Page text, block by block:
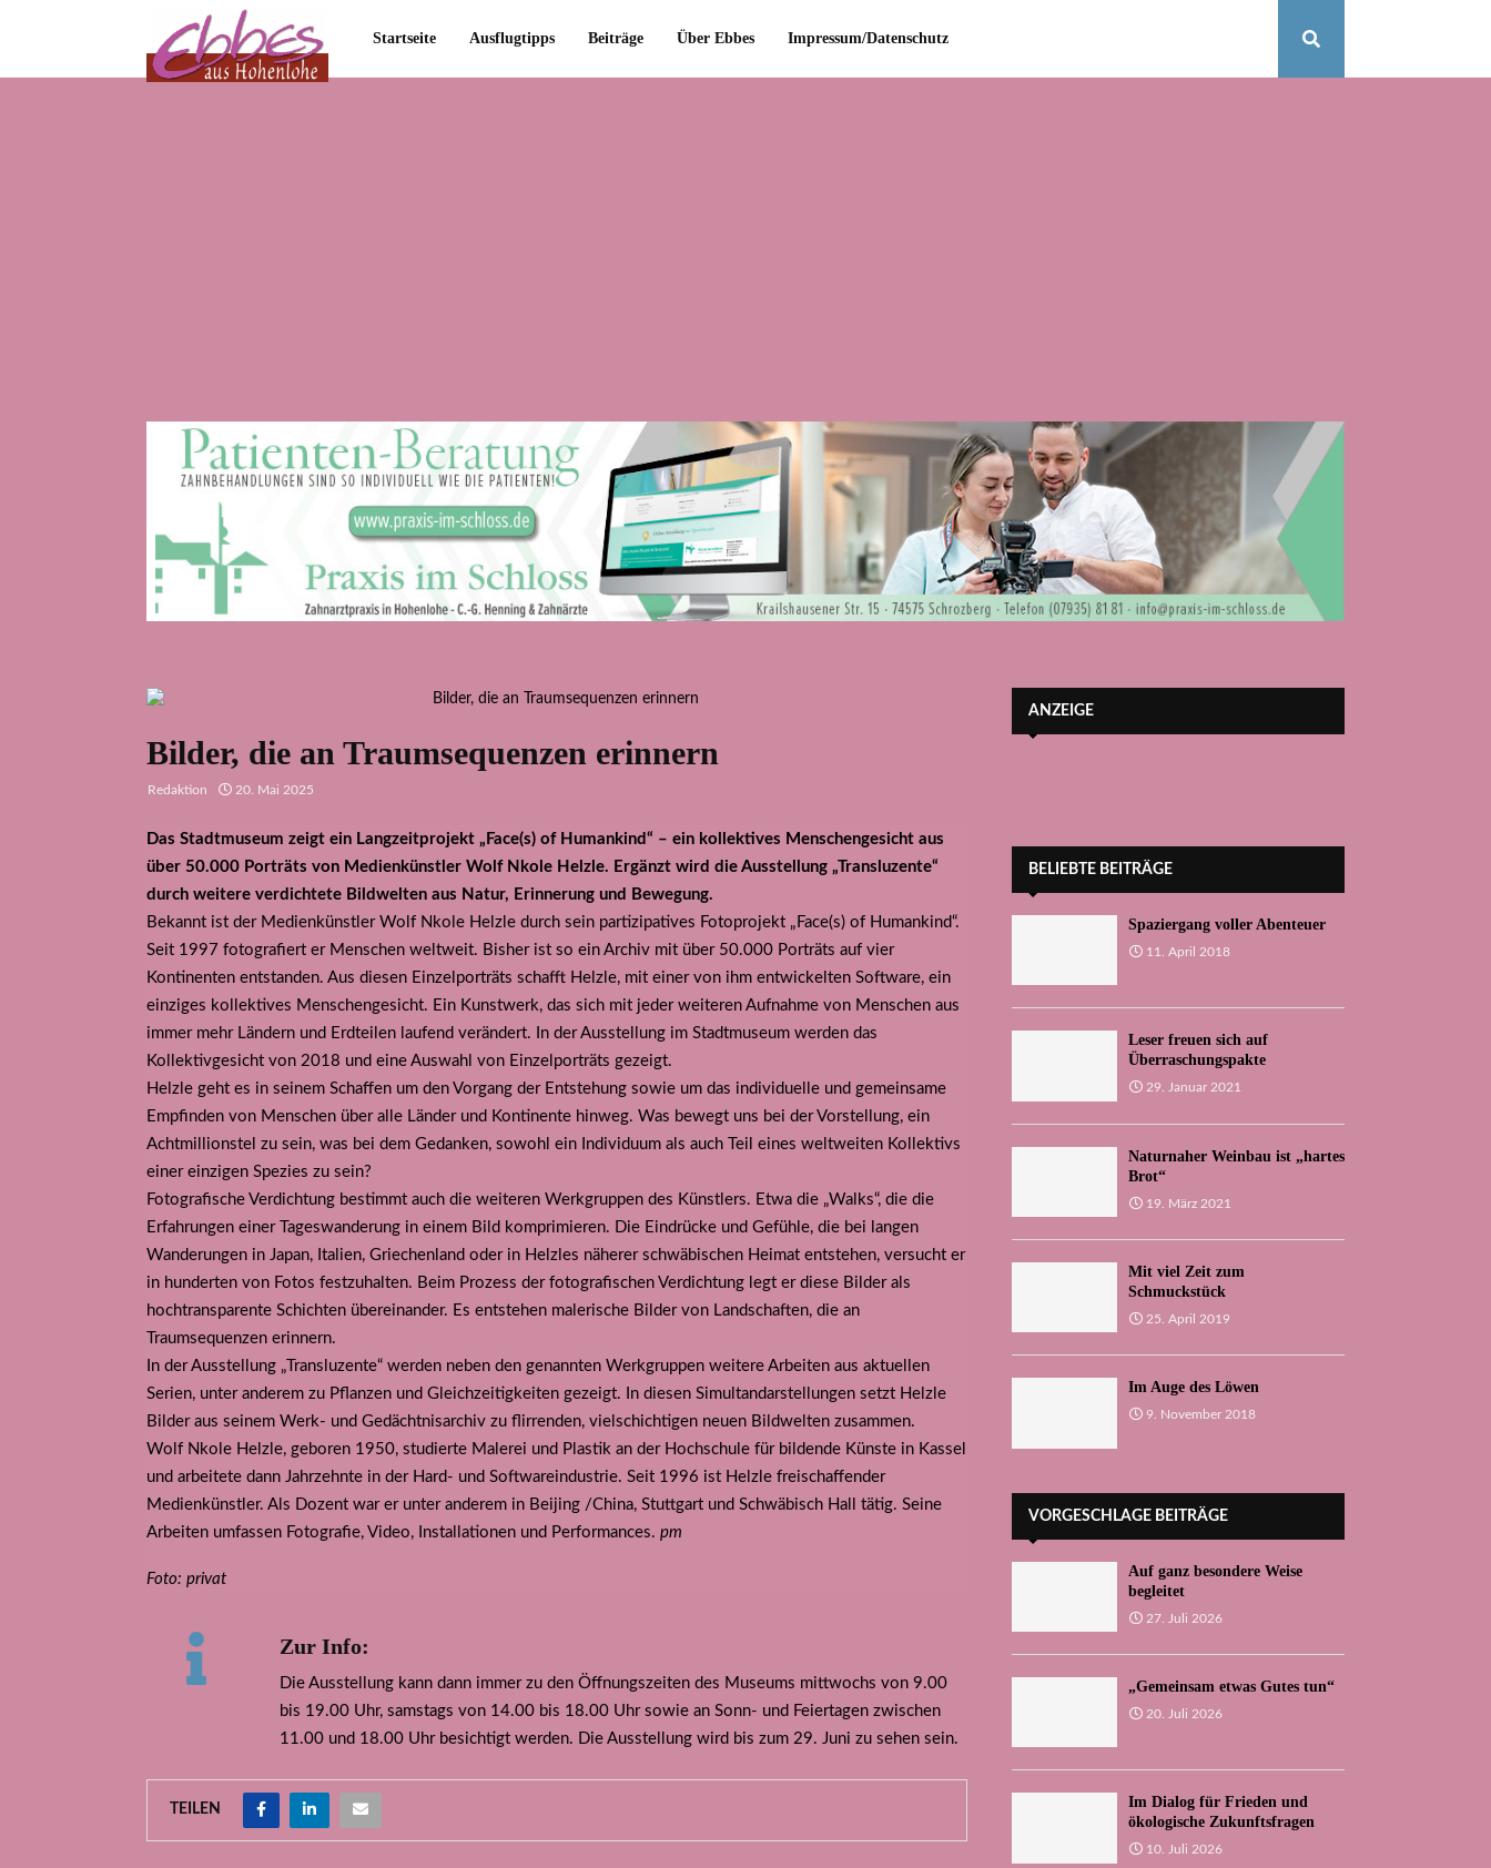
Startseite Ausflugtipps Beiträge Über Ebbes Impressum/Datenschutz
Bilder, die an Traumsequenzen erinnern
Redaktion 20. Mai 2025
Das Stadtmuseum zeigt ein Langzeitprojekt „Face(s) of Humankind“ – ein kollektives Menschengesicht aus
über 50.000 Porträts von Medienkünstler Wolf Nkole Helzle. Ergänzt wird die Ausstellung „Transluzente“
durch weitere verdichtete Bildwelten aus Natur, Erinnerung und Bewegung.
Bekannt ist der Medienkünstler Wolf Nkole Helzle durch sein partizipatives Fotoprojekt „Face(s) of Humankind“.
Seit 1997 fotografiert er Menschen weltweit. Bisher ist so ein Archiv mit über 50.000 Porträts auf vier
Kontinenten entstanden. Aus diesen Einzelporträts schafft Helzle, mit einer von ihm entwickelten Software, ein
einziges kollektives Menschengesicht. Ein Kunstwerk, das sich mit jeder weiteren Aufnahme von Menschen aus
immer mehr Ländern und Erdteilen laufend verändert. In der Ausstellung im Stadtmuseum werden das
Kollektivgesicht von 2018 und eine Auswahl von Einzelporträts gezeigt.
Helzle geht es in seinem Schaffen um den Vorgang der Entstehung sowie um das individuelle und gemeinsame
Empfinden von Menschen über alle Länder und Kontinente hinweg. Was bewegt uns bei der Vorstellung, ein
Achtmillionstel zu sein, was bei dem Gedanken, sowohl ein Individuum als auch Teil eines weltweiten Kollektivs
einer einzigen Spezies zu sein?
Fotografische Verdichtung bestimmt auch die weiteren Werkgruppen des Künstlers. Etwa die „Walks“, die die
Erfahrungen einer Tageswanderung in einem Bild komprimieren. Die Eindrücke und Gefühle, die bei langen
Wanderungen in Japan, Italien, Griechenland oder in Helzles näherer schwäbischen Heimat entstehen, versucht er
in hunderten von Fotos festzuhalten. Beim Prozess der fotografischen Verdichtung legt er diese Bilder als
hochtransparente Schichten übereinander. Es entstehen malerische Bilder von Landschaften, die an
Traumsequenzen erinnern.
In der Ausstellung „Transluzente“ werden neben den genannten Werkgruppen weitere Arbeiten aus aktuellen
Serien, unter anderem zu Pflanzen und Gleichzeitigkeiten gezeigt. In diesen Simultandarstellungen setzt Helzle
Bilder aus seinem Werk- und Gedächtnisarchiv zu flirrenden, vielschichtigen neuen Bildwelten zusammen.
Wolf Nkole Helzle, geboren 1950, studierte Malerei und Plastik an der Hochschule für bildende Künste in Kassel
und arbeitete dann Jahrzehnte in der Hard- und Softwareindustrie. Seit 1996 ist Helzle freischaffender
Medienkünstler. Als Dozent war er unter anderem in Beijing /China, Stuttgart und Schwäbisch Hall tätig. Seine
Arbeiten umfassen Fotografie, Video, Installationen und Performances. pm
Foto: privat
Zur Info:
Die Ausstellung kann dann immer zu den Öffnungszeiten des Museums mittwochs von 9.00
bis 19.00 Uhr, samstags von 14.00 bis 18.00 Uhr sowie an Sonn- und Feiertagen zwischen
11.00 und 18.00 Uhr besichtigt werden. Die Ausstellung wird bis zum 29. Juni zu sehen sein.
TEILEN
ANZEIGE
BELIEBTE BEITRÄGE
Spaziergang voller Abenteuer
11. April 2018
Leser freuen sich auf
Überraschungspakte
29. Januar 2021
Naturnaher Weinbau ist „hartes
Brot“
19. März 2021
Mit viel Zeit zum
Schmuckstück
25. April 2019
Im Auge des Löwen
9. November 2018
VORGESCHLAGE BEITRÄGE
Auf ganz besondere Weise
begleitet
27. Juli 2026
„Gemeinsam etwas Gutes tun“
20. Juli 2026
Im Dialog für Frieden und
ökologische Zukunftsfragen
10. Juli 2026